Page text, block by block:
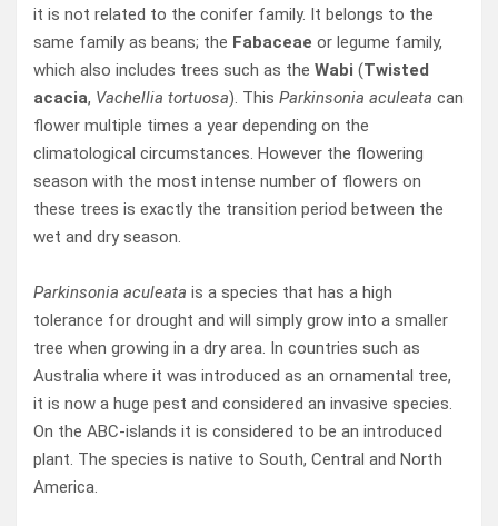
it is not related to the conifer family. It belongs to the
same family as beans; the Fabaceae or legume family,
which also includes trees such as the Wabi (Twisted
acacia, Vachellia tortuosa). This Parkinsonia aculeata can
flower multiple times a year depending on the
climatological circumstances. However the flowering
season with the most intense number of flowers on
these trees is exactly the transition period between the
wet and dry season.
Parkinsonia aculeata is a species that has a high
tolerance for drought and will simply grow into a smaller
tree when growing in a dry area. In countries such as
Australia where it was introduced as an ornamental tree,
it is now a huge pest and considered an invasive species.
On the ABC-islands it is considered to be an introduced
plant. The species is native to South, Central and North
America.